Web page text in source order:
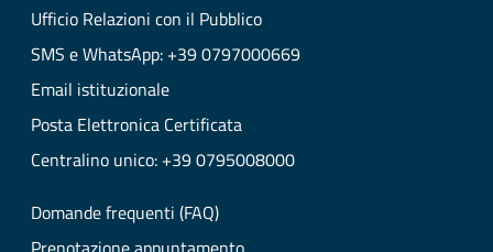
Ufficio Relazioni con il Pubblico
SMS e WhatsApp: +39 0797000669
Email istituzionale
Posta Elettronica Certificata
Centralino unico: +39 0795008000
Domande frequenti (FAQ)